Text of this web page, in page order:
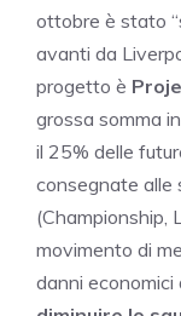
ottobre è stato
avanti da
progetto è
grossa somma
il 25% delle
consegnate alle
(Championship,
movimento di
danni